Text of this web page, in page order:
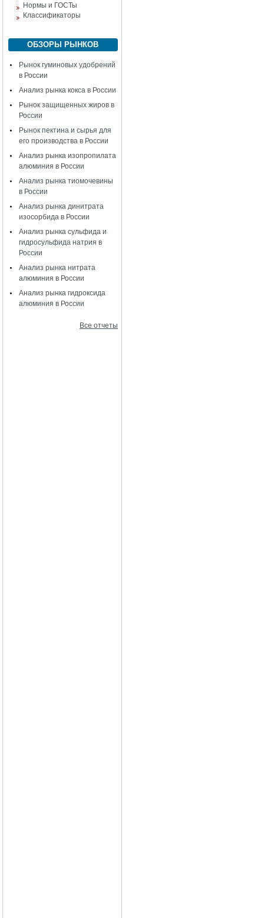
Нормы и ГОСТы
Классификаторы
ОБЗОРЫ РЫНКОВ
Рынок гуминовых удобрений
в России
Анализ рынка кокса в России
Рынок защищенных жиров в
России
Рынок пектина и сырья для
его производства в России
Анализ рынка изопропилата
алюминия в России
Анализ рынка тиомочевины
в России
Анализ рынка динитрата
изосорбида в России
Анализ рынка сульфида и
гидросульфида натрия в
России
Анализ рынка нитрата
алюминия в России
Анализ рынка гидроксида
алюминия в России
Все отчеты